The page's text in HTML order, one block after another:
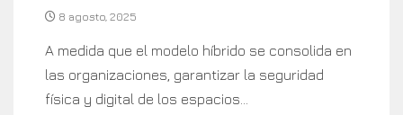
8 agosto, 2025
A medida que el modelo híbrido se consolida en
las organizaciones, garantizar la seguridad
física y digital de los espacios...